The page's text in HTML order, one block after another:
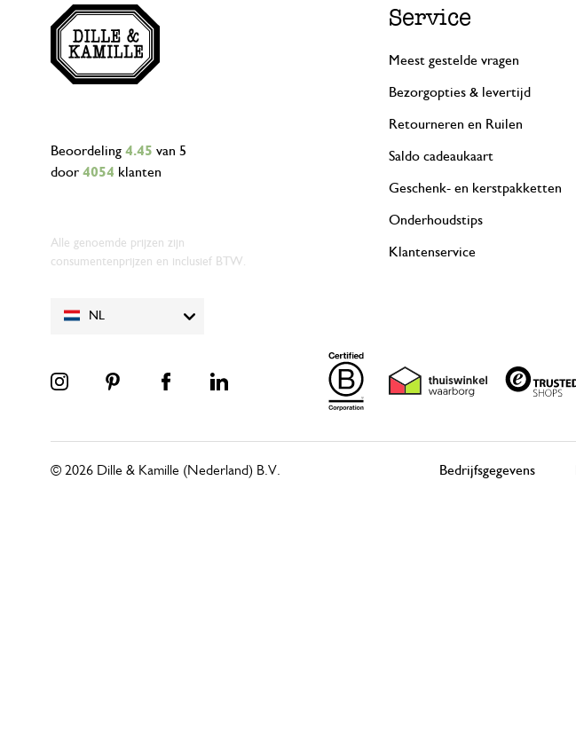
NL
Beoordeling 4.45 van 5
door 4054 klanten
Alle genoemde prijzen zijn
consumentenprijzen en inclusief BTW.
Service
Meest gestelde vragen
Bezorgopties & levertijd
Retourneren en Ruilen
Saldo cadeaukaart
Geschenk- en kerstpakketten
Onderhoudstips
Klantenservice
Bedrijfsgegevens
© 2026 Dille & Kamille (Nederland) B.V.